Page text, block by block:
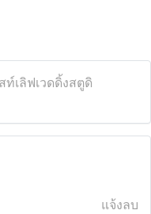
ท์เลิฟเวดดิ้งสตูดิ
แจ้งลบ